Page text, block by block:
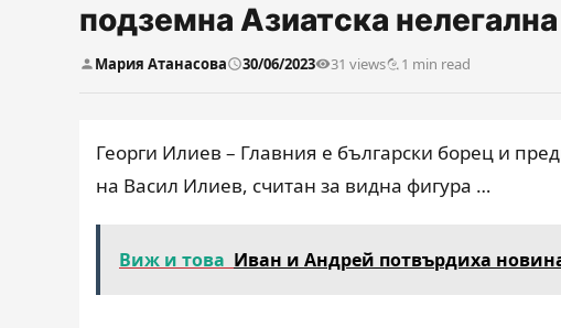
подземна Азиатска
Мария Атанасова 30/06/2023 31 views 1 min read
Георги Илиев – Главния е български борец и
на Васил Илиев, считан за видна фигура …
Виж и това Иван и Андрей потвърдиха